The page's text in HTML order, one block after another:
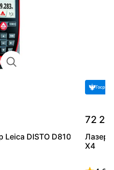
DISTO D810
72
X4